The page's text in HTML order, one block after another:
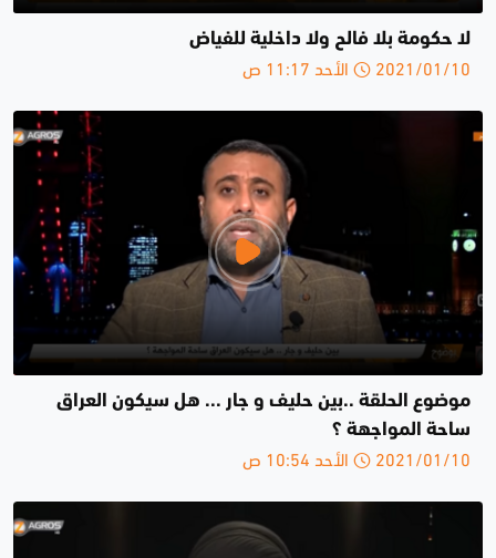
لا حكومة بلا فالح ولا داخلية للفياض
2021/01/10 الأحد 11:17 ص
موضوع الحلقة ..بين حليف و جار ... هل سيكون العراق
ساحة المواجهة ؟
2021/01/10 الأحد 10:54 ص